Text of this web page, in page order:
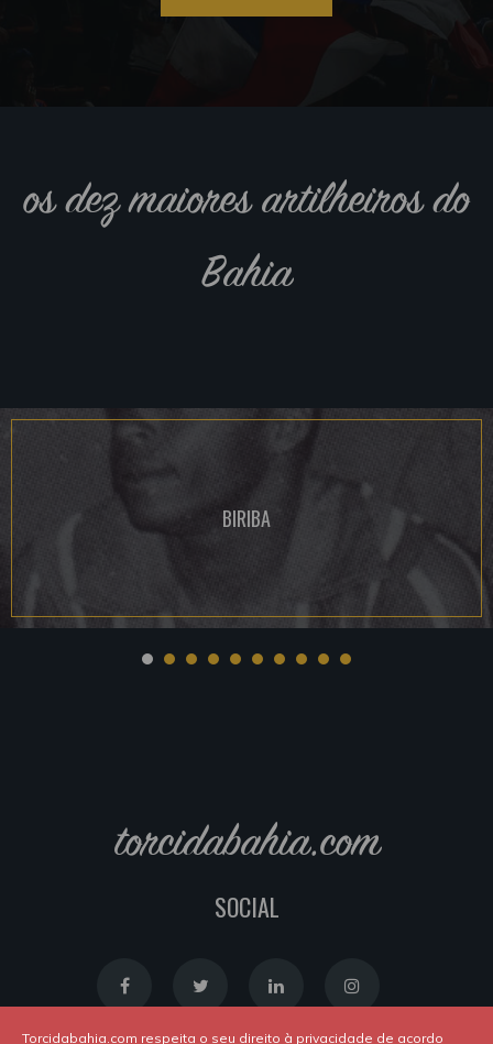
os dez maiores artilheiros do
Bahia
BIRIBA
torcidabahia.com
SOCIAL
Torcidabahia.com respeita o seu direito à privacidade de acordo